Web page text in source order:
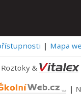
Mapa
&
|